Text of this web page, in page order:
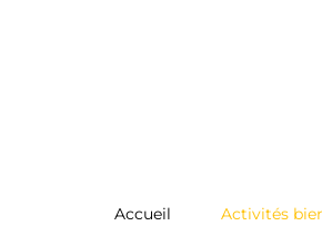
Accueil Activités